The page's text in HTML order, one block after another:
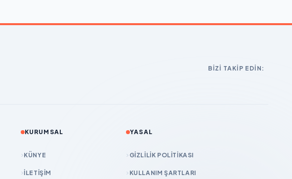
BIZI TAKIP EDIN:
KURUMSAL
KÜNYE
İLETIŞIM
YASAL
GIZLILIK POLITIKASI
KULLANIM ŞARTLARI